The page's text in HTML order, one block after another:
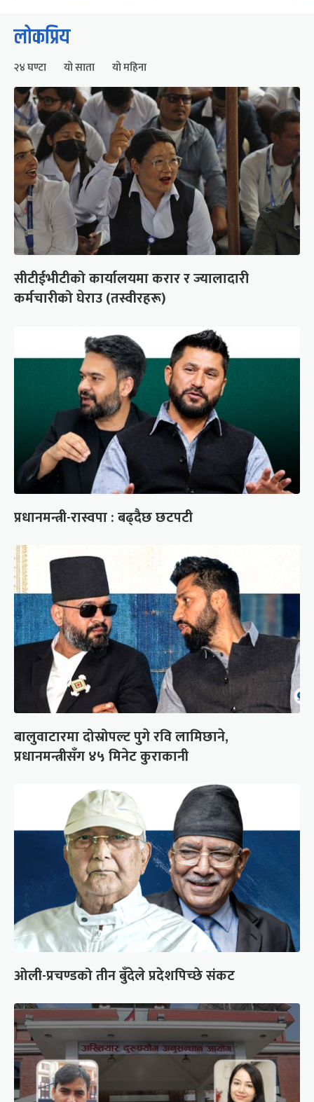
लोकप्रिय
२४ घण्टा यो साता यो महिना
सीटीईभीटीको कार्यालयमा करार र ज्यालादारी
कर्मचारीको घेराउ (तस्वीरहरू)
प्रधानमन्त्री-रास्वपा : बढ्दैछ छटपटी
बालुवाटारमा दोस्रोपल्ट पुगे रवि लामिछाने,
प्रधानमन्त्रीसँग ४५ मिनेट कुराकानी
ओली-प्रचण्डको तीन बुँदेले प्रदेशपिच्छे संकट